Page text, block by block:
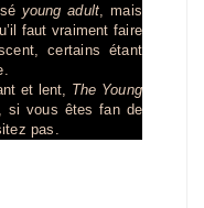
young adult, mais
faut vraiment faire
certains étant
et lent, The Young
si vous êtes fan de
pas.